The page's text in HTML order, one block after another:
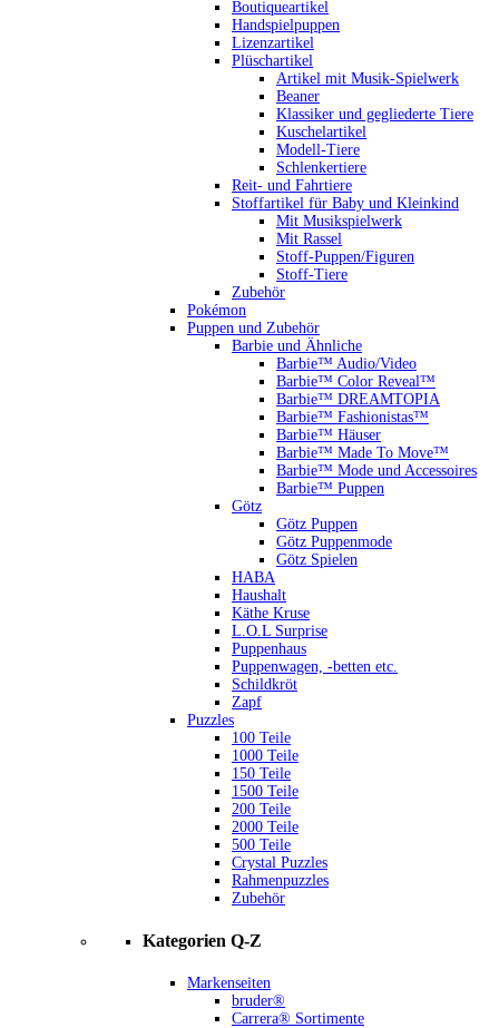
Boutiqueartikel
Handspielpuppen
Lizenzartikel
Plüschartikel
Artikel mit Musik-Spielwerk
Beaner
Klassiker und gegliederte Tiere
Kuschelartikel
Modell-Tiere
Schlenkertiere
Reit- und Fahrtiere
Stoffartikel für Baby und Kleinkind
Mit Musikspielwerk
Mit Rassel
Stoff-Puppen/Figuren
Stoff-Tiere
Zubehör
Pokémon
Puppen und Zubehör
Barbie und Ähnliche
Barbie™ Audio/Video
Barbie™ Color Reveal™
Barbie™ DREAMTOPIA
Barbie™ Fashionistas™
Barbie™ Häuser
Barbie™ Made To Move™
Barbie™ Mode und Accessoires
Barbie™ Puppen
Götz
Götz Puppen
Götz Puppenmode
Götz Spielen
HABA
Haushalt
Käthe Kruse
L.O.L Surprise
Puppenhaus
Puppenwagen, -betten etc.
Schildkröt
Zapf
Puzzles
100 Teile
1000 Teile
150 Teile
1500 Teile
200 Teile
2000 Teile
500 Teile
Crystal Puzzles
Rahmenpuzzles
Zubehör
Kategorien Q-Z
Markenseiten
bruder®
Carrera® Sortimente